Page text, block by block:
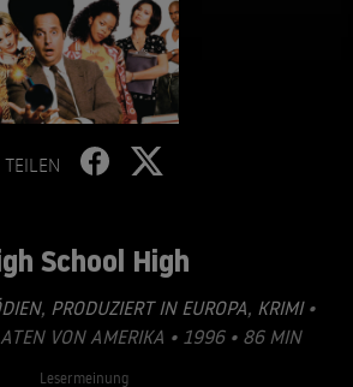
TEILEN
School High
, PRODUZIERT IN EUROPA, KRIMI•
VON AMERIKA • 1996 • 86 MIN
Lesermeinung